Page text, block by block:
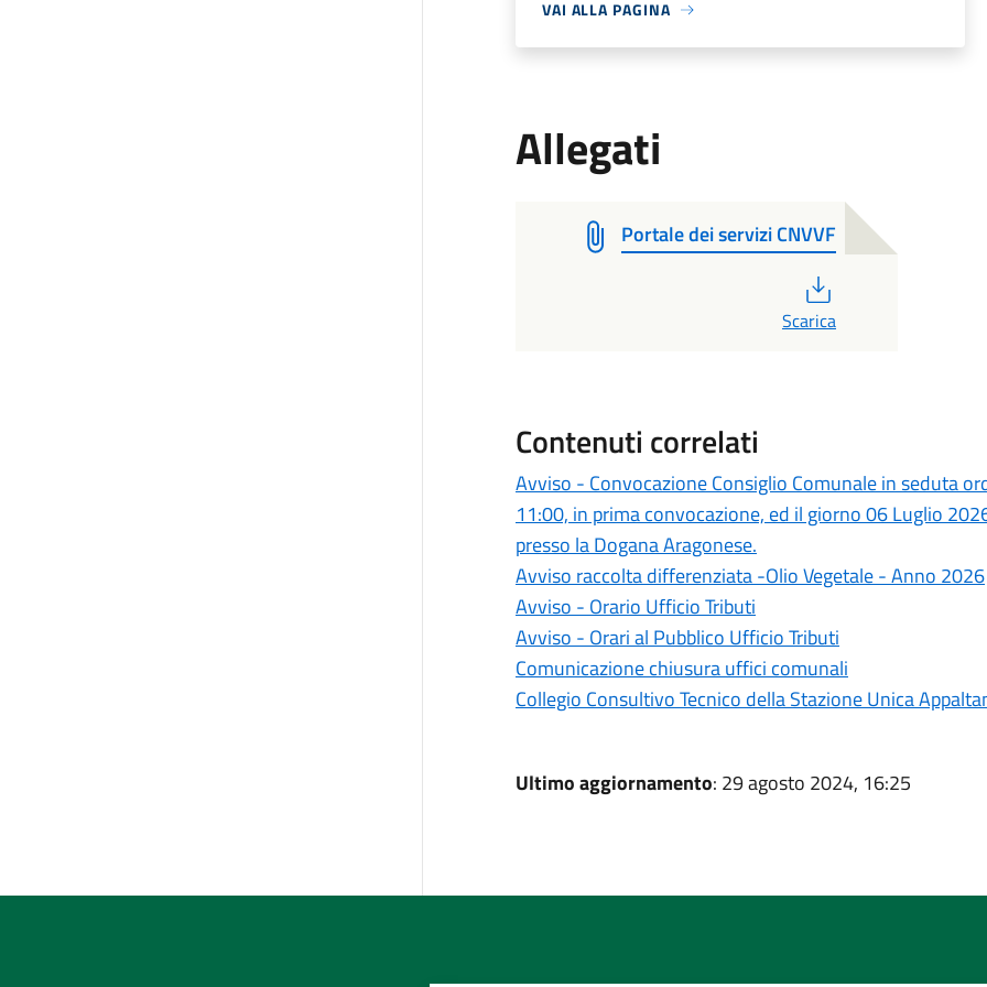
VAI ALLA PAGINA
Allegati
Portale dei servizi CNVVF
Scarica
Contenuti correlati
Avviso - Convocazione Consiglio Comunale in seduta
11:00, in prima convocazione, ed il giorno 06 Luglio
presso la Dogana Aragonese.
Avviso raccolta differenziata -Olio Vegetale - Anno 2026
Avviso - Orario Ufficio Tributi
Avviso - Orari al Pubblico Ufficio Tributi
Comunicazione chiusura uffici comunali
Collegio Consultivo Tecnico della Stazione Unica
Ultimo aggiornamento: 29 agosto 2024, 16:25